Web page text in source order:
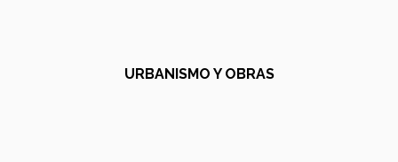
URBANISMO Y OBRAS